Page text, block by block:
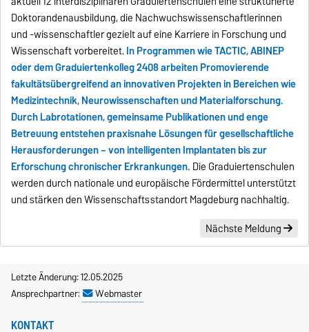
Doktorandenausbildung, die Nachwuchswissenschaftlerinnen
und -wissenschaftler gezielt auf eine Karriere in Forschung und
Wissenschaft vorbereitet.In Programmen wie TACTIC, ABINEP
oder dem Graduiertenkolleg 2408 arbeiten Promovierende
fakultätsübergreifend an innovativen Projekten in Bereichen wie
Medizintechnik, Neurowissenschaften und Materialforschung.
Durch Labrotationen, gemeinsame Publikationen und enge
Betreuung entstehen praxisnahe Lösungen für gesellschaftliche
Herausforderungen – von intelligenten Implantaten bis zur
Erforschung chronischer Erkrankungen. Die Graduiertenschulen
werden durch nationale und europäische Fördermittel unterstützt
und stärken den Wissenschaftsstandort Magdeburg nachhaltig.
Nächste Meldung
Letzte Änderung: 12.05.2025
Ansprechpartner:
Webmaster
KONTAKT